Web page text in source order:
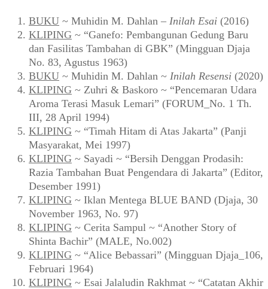
BUKU ~ Muhidin M. Dahlan – Inilah Esai (2016)
KLIPING ~ “Ganefo: Pembangunan Gedung Baru
dan Fasilitas Tambahan di GBK” (Mingguan Djaja
No. 83, Agustus 1963)
BUKU ~ Muhidin M. Dahlan ~ Inilah Resensi (2020)
KLIPING ~ Zuhri & Baskoro ~ “Pencemaran Udara
Aroma Terasi Masuk Lemari” (FORUM_No. 1 Th.
III, 28 April 1994)
KLIPING ~ “Timah Hitam di Atas Jakarta” (Panji
Masyarakat, Mei 1997)
KLIPING ~ Sayadi ~ “Bersih Denggan Prodasih:
Razia Tambahan Buat Pengendara di Jakarta” (Editor,
Desember 1991)
KLIPING ~ Iklan Mentega BLUE BAND (Djaja, 30
November 1963, No. 97)
KLIPING ~ Cerita Sampul ~ “Another Story of
Shinta Bachir” (MALE, No.002)
KLIPING ~ “Alice Bebassari” (Mingguan Djaja_106,
Februari 1964)
KLIPING ~ Esai Jalaludin Rakhmat ~ “Catatan Akhir